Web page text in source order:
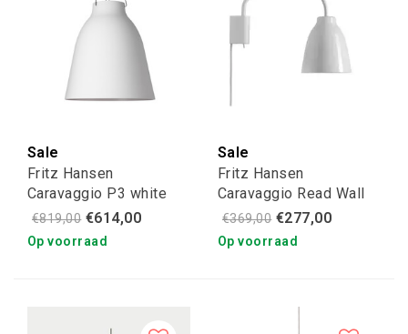
Sale
Fritz Hansen
Caravaggio P3 white
€819,00 €614,00
Op voorraad
Sale
Fritz Hansen
Caravaggio Read Wall
Lamp white/wit
€369,00 €277,00
Op voorraad